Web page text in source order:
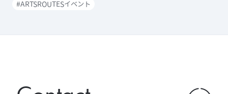
#ARTSROUTESイベント